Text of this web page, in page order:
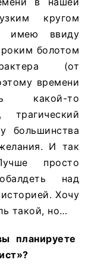
кругом
имею ввиду
болотом
(от
времени
какой-то
трагический
большинства
И так
просто
над
Хочу
такой, но…
планируете
?